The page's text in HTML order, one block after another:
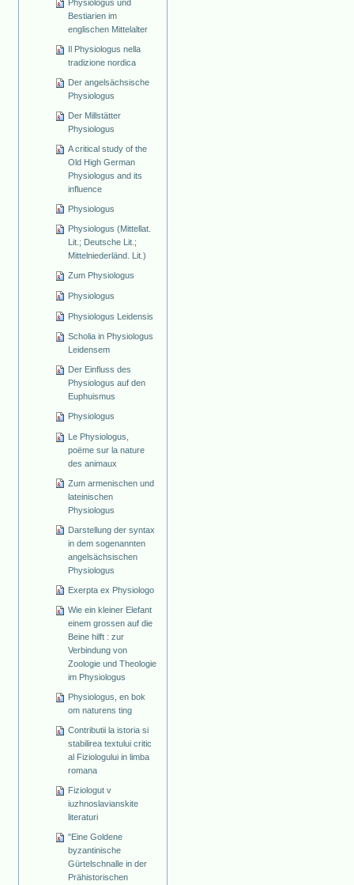
Physiologus und
Bestiarien im
englischen Mittelalter
Il Physiologus nella
tradizione nordica
Der angelsächsische
Physiologus
Der Millstätter
Physiologus
A critical study of the
Old High German
Physiologus and its
influence
Physiologus
Physiologus (Mittellat.
Lit.; Deutsche Lit.;
Mittelniederländ. Lit.)
Zum Physiologus
Physiologus
Physiologus Leidensis
Scholia in Physiologus
Leidensem
Der Einfluss des
Physiologus auf den
Euphuismus
Physiologus
Le Physiologus,
poëme sur la nature
des animaux
Zum armenischen und
lateinischen
Physiologus
Darstellung der syntax
in dem sogenannten
angelsächsischen
Physiologus
Exerpta ex Physiologo
Wie ein kleiner Elefant
einem grossen auf die
Beine hilft : zur
Verbindung von
Zoologie und Theologie
im Physiologus
Physiologus, en bok
om naturens ting
Contributii la istoria si
stabilirea textului critic
al Fiziologului in limba
romana
Fiziologut v
iuzhnoslavianskite
literaturi
"Eine Goldene
byzantinische
Gürtelschnalle in der
Prähistorischen